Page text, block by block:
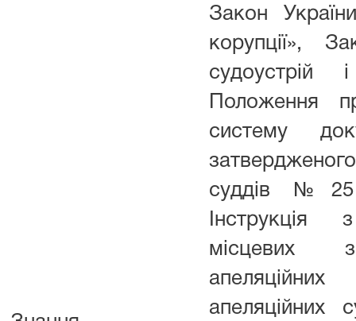
Закон
корупції»,
судоустрій
Положення
систему
суддів №25
місцевих
апеляційних